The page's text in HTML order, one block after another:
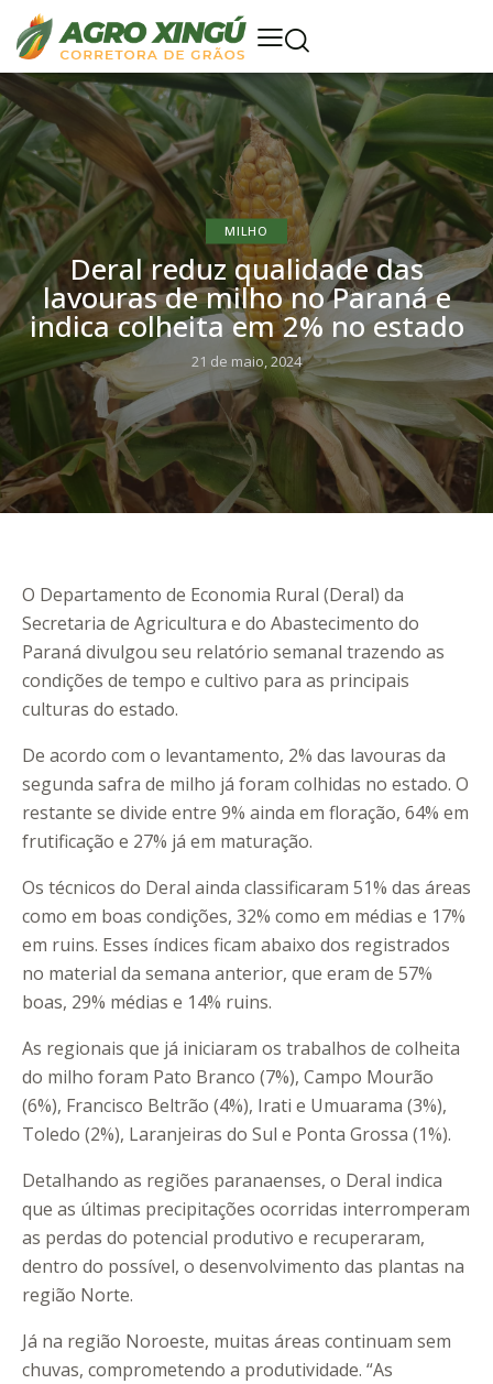
MILHO
Deral reduz qualidade das
lavouras de milho no Paraná e
indica colheita em 2% no estado
21 de maio, 2024
O Departamento de Economia Rural (Deral) da
Secretaria de Agricultura e do Abastecimento do
Paraná divulgou seu relatório semanal trazendo as
condições de tempo e cultivo para as principais
culturas do estado.
De acordo com o levantamento, 2% das lavouras da
segunda safra de milho já foram colhidas no estado. O
restante se divide entre 9% ainda em floração, 64% em
frutificação e 27% já em maturação.
Os técnicos do Deral ainda classificaram 51% das áreas
como em boas condições, 32% como em médias e 17%
em ruins. Esses índices ficam abaixo dos registrados
no material da semana anterior, que eram de 57%
boas, 29% médias e 14% ruins.
As regionais que já iniciaram os trabalhos de colheita
do milho foram Pato Branco (7%), Campo Mourão
(6%), Francisco Beltrão (4%), Irati e Umuarama (3%),
Toledo (2%), Laranjeiras do Sul e Ponta Grossa (1%).
Detalhando as regiões paranaenses, o Deral indica
que as últimas precipitações ocorridas interromperam
as perdas do potencial produtivo e recuperaram,
dentro do possível, o desenvolvimento das plantas na
região Norte.
Já na região Noroeste, muitas áreas continuam sem
chuvas, comprometendo a produtividade. “As